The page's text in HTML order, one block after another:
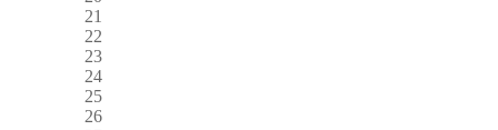
21
22
23
24
25
26